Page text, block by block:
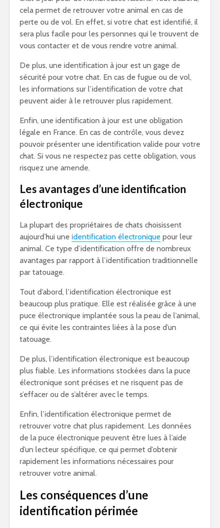
cela permet de retrouver votre animal en cas de
perte ou de vol. En effet, si votre chat est identifié, il
sera plus facile pour les personnes qui le trouvent de
vous contacter et de vous rendre votre animal.
De plus, une identification à jour est un gage de
sécurité pour votre chat. En cas de fugue ou de vol,
les informations sur l’identification de votre chat
peuvent aider à le retrouver plus rapidement.
Enfin, une identification à jour est une obligation
légale en France. En cas de contrôle, vous devez
pouvoir présenter une identification valide pour votre
chat. Si vous ne respectez pas cette obligation, vous
risquez une amende.
Les avantages d’une identification
électronique
La plupart des propriétaires de chats choisissent
aujourd’hui une identification électronique pour leur
animal. Ce type d’identification offre de nombreux
avantages par rapport à l’identification traditionnelle
par tatouage.
Tout d’abord, l’identification électronique est
beaucoup plus pratique. Elle est réalisée grâce à une
puce électronique implantée sous la peau de l’animal,
ce qui évite les contraintes liées à la pose d’un
tatouage.
De plus, l’identification électronique est beaucoup
plus fiable. Les informations stockées dans la puce
électronique sont précises et ne risquent pas de
s’effacer ou de s’altérer avec le temps.
Enfin, l’identification électronique permet de
retrouver votre chat plus rapidement. Les données
de la puce électronique peuvent être lues à l’aide
d’un lecteur spécifique, ce qui permet d’obtenir
rapidement les informations nécessaires pour
retrouver votre animal.
Les conséquences d’une
identification périmée